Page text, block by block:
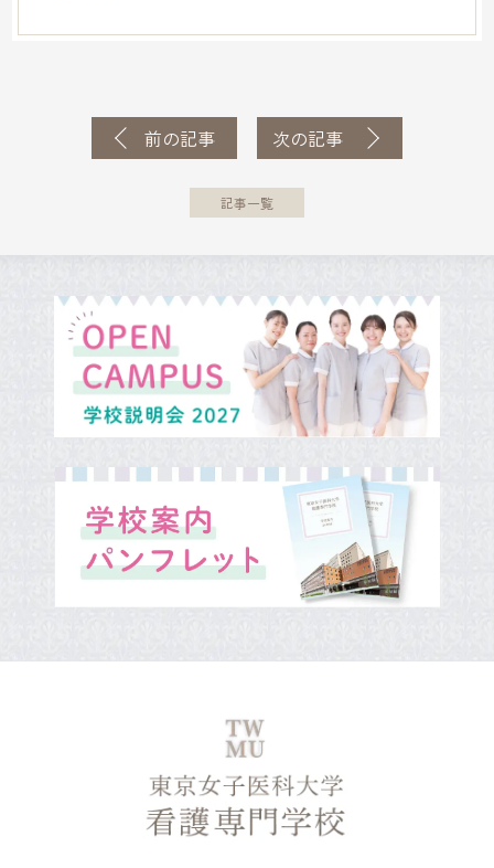
前の記事 次の記事
記事一覧